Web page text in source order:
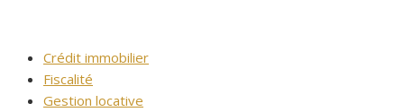
Crédit immobilier
Fiscalité
Gestion locative